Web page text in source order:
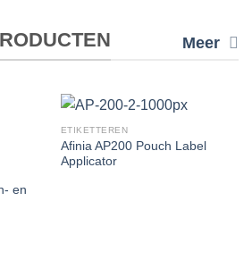
Meer
en
ETIKETTEREN
Afinia AP200 Pouch Label
Applicator